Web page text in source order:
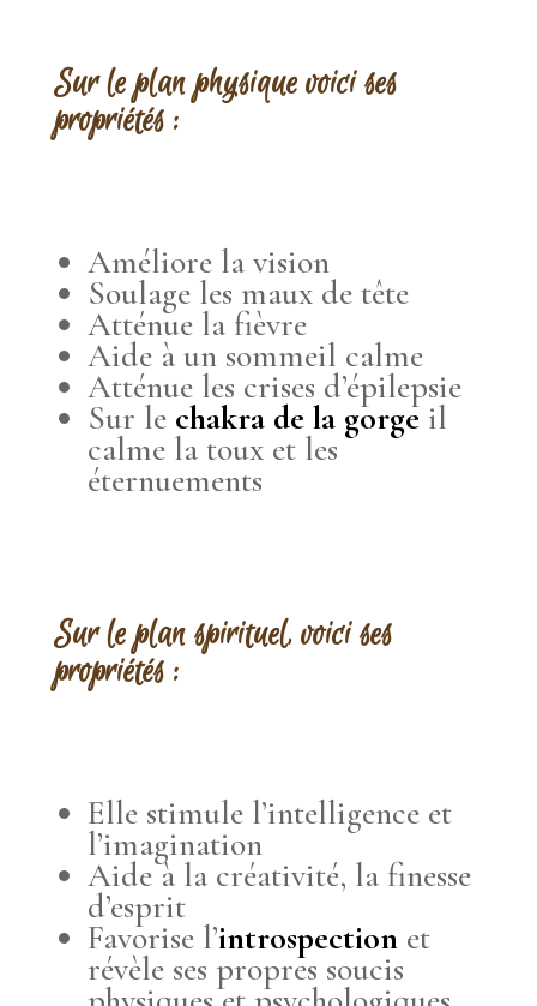
Sur le plan physique voici ses
propriétés :
Améliore la vision
Soulage les maux de tête
Atténue la fièvre
Aide à un sommeil calme
Atténue les crises d’épilepsie
Sur le chakra de la gorgeil
calme la toux et les
éternuements
Sur le plan spirituel, voicises
propriétés :
Elle stimule l’intelligence et
l’imagination
Aide à la créativité, la finesse
d’esprit
Favorise l’introspectionet
révèle ses propres soucis